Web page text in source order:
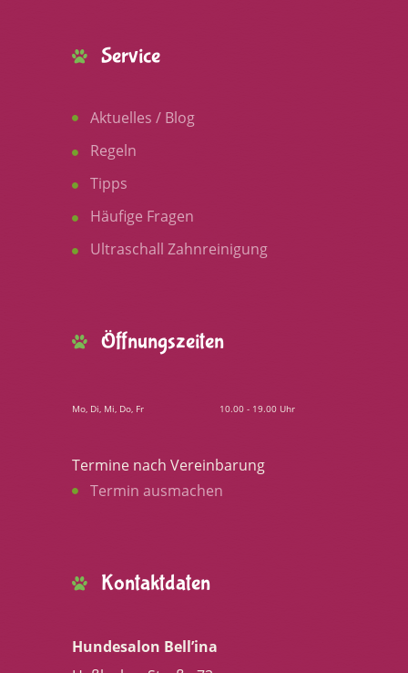
Service
Aktuelles / Blog
Regeln
Tipps
Häufige Fragen
Ultraschall Zahnreinigung
Öffnungszeiten
Mo, Di, Mi, Do, Fr 10.00 - 19.00 Uhr
Termine nach Vereinbarung
Termin ausmachen
Kontaktdaten
Hundesalon Bell’ina